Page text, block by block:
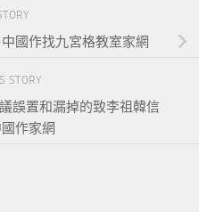
國作找九宮格教室家網
STORY
誤置和漏掉的致李祖韓信
作家網